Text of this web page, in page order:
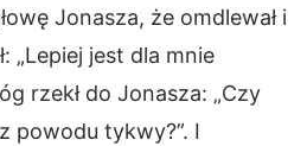
Jonasza, że omdlewał i
„Lepiej jest dla mnie
rzekł do Jonasza: „Czy
powodu tykwy?”. I